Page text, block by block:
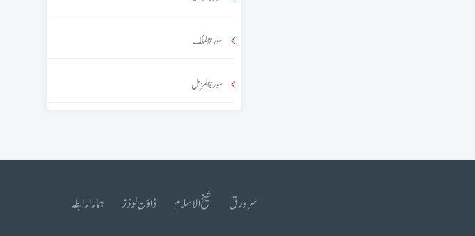
سورۃ الملک
سورۃ المزمل
سرورق شیخ الاسلام ڈاؤن لوڈز ہمارا رابطہ